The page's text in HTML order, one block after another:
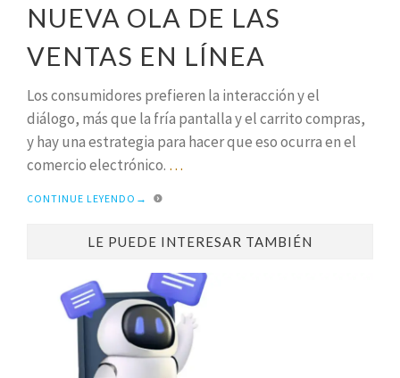
NUEVA OLA DE LAS
VENTAS EN LÍNEA
Los consumidores prefieren la interacción y el
diálogo, más que la fría pantalla y el carrito compras,
y hay una estrategia para hacer que eso ocurra en el
comercio electrónico. …
CONTINUE LEYENDO →
LE PUEDE INTERESAR TAMBIÉN